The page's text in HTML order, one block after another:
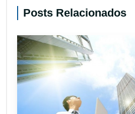
Posts Relacionados